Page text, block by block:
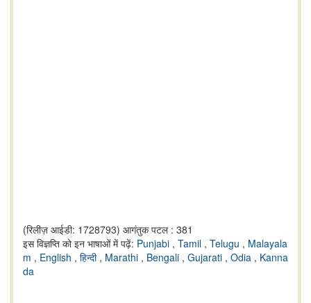
(रिलीज़ आईडी: 1728793) आगंतुक पटल : 381
इस विज्ञप्ति को इन भाषाओं में पढ़ें: Punjabi , Tamil , Telugu , Malayala
m , English , हिन्दी , Marathi , Bengali , Gujarati , Odia , Kanna
da